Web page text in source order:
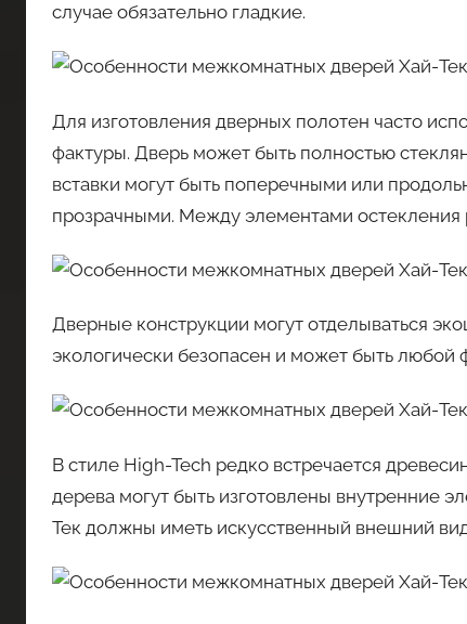
случае обязательно гладкие.
Для изготовления дверных полотен часто
фактуры. Дверь может быть полностью
вставки могут быть поперечными или
прозрачными. Между элементами
Дверные конструкции могут отделываться
экологически безопасен и может быть любой
В стиле High-Tech редко встречается
дерева могут быть изготовлены внутренние
Тек должны иметь искусственный внешний